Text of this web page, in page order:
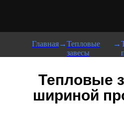
Главная→Тепловые
завесы
→
шириной